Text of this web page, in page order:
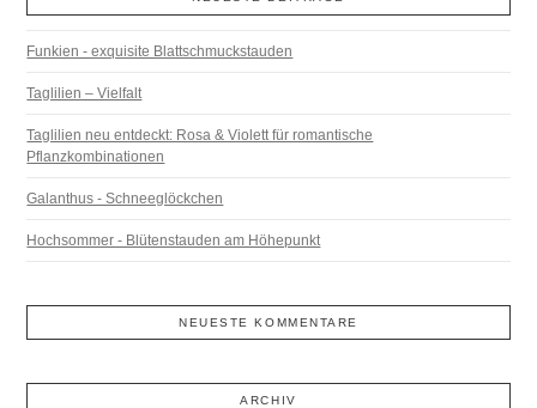
Funkien - exquisite Blattschmuckstauden
Taglilien – Vielfalt
Taglilien neu entdeckt: Rosa & Violett für romantische
Pflanzkombinationen
Galanthus - Schneeglöckchen
Hochsommer - Blütenstauden am Höhepunkt
NEUESTE KOMMENTARE
ARCHIV